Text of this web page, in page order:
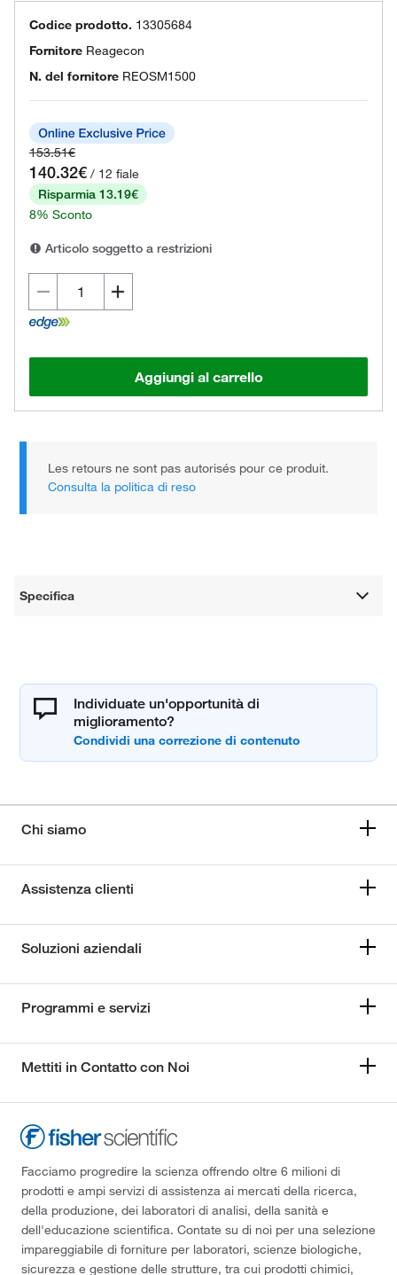
Codice prodotto. 13305684
Fornitore Reagecon
N. del fornitore REOSM1500
153.51€
140.32€ / 12 fiale
Risparmia 13.19€
8% Sconto
Articolo soggetto a restrizioni
Aggiungi al carrello
Les retours ne sont pas autorisés pour ce produit.
Consulta la politica di reso
Specifica
Individuate un'opportunità di
miglioramento?
Chi siamo
Assistenza clienti
Soluzioni aziendali
Programmi e servizi
Mettiti in Contatto con Noi
Facciamo progredire la scienza offrendo oltre 6 milioni di
prodotti e ampi servizi di assistenza ai mercati della ricerca,
della produzione, dei laboratori di analisi, della sanità e
dell'educazione scientifica. Contate su di noi per una selezione
impareggiabile di forniture per laboratori, scienze biologiche,
sicurezza e gestione delle strutture, tra cui prodotti chimici,